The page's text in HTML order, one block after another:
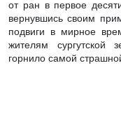
от ран в первое
вернувшись своим
подвиги в мирное
жителям сургутской
горнило самой